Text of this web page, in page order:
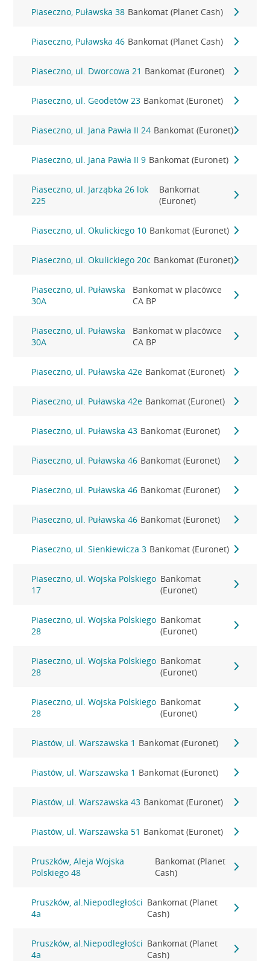
Piaseczno, Puławska 38 Bankomat (Planet Cash)
Piaseczno, Puławska 46 Bankomat (Planet Cash)
Piaseczno, ul. Dworcowa 21 Bankomat (Euronet)
Piaseczno, ul. Geodetów 23 Bankomat (Euronet)
Piaseczno, ul. Jana Pawła II 24 Bankomat (Euronet)
Piaseczno, ul. Jana Pawła II 9 Bankomat (Euronet)
Piaseczno, ul. Jarząbka 26 lok
225
Bankomat
(Euronet)
Piaseczno, ul. Okulickiego 10 Bankomat (Euronet)
Piaseczno, ul. Okulickiego 20c Bankomat (Euronet)
Piaseczno, ul. Puławska
30A
Bankomat w placówce
CA BP
Piaseczno, ul. Puławska
30A
Bankomat w placówce
CA BP
Piaseczno, ul. Puławska 42e Bankomat (Euronet)
Piaseczno, ul. Puławska 42e Bankomat (Euronet)
Piaseczno, ul. Puławska 43 Bankomat (Euronet)
Piaseczno, ul. Puławska 46 Bankomat (Euronet)
Piaseczno, ul. Puławska 46 Bankomat (Euronet)
Piaseczno, ul. Puławska 46 Bankomat (Euronet)
Piaseczno, ul. Sienkiewicza 3 Bankomat (Euronet)
Piaseczno, ul. Wojska Polskiego
17
Bankomat
(Euronet)
Piaseczno, ul. Wojska Polskiego
28
Bankomat
(Euronet)
Piaseczno, ul. Wojska Polskiego
28
Bankomat
(Euronet)
Piaseczno, ul. Wojska Polskiego
28
Bankomat
(Euronet)
Piastów, ul. Warszawska 1 Bankomat (Euronet)
Piastów, ul. Warszawska 1 Bankomat (Euronet)
Piastów, ul. Warszawska 43 Bankomat (Euronet)
Piastów, ul. Warszawska 51 Bankomat (Euronet)
Pruszków, Aleja Wojska
Polskiego 48
Bankomat (Planet
Cash)
Pruszków, al.Niepodległości
4a
Bankomat (Planet
Cash)
Pruszków, al.Niepodległości
4a
Bankomat (Planet
Cash)